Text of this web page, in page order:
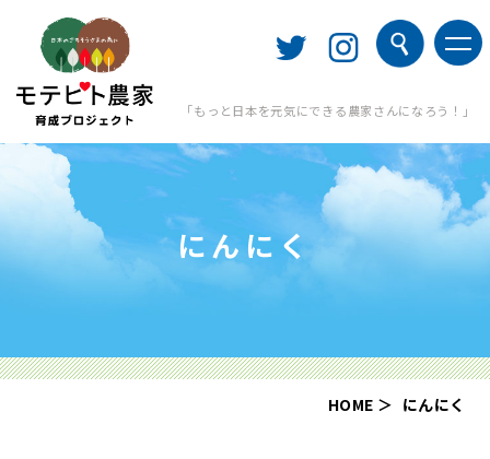
「もっと日本を元気にできる農家さんになろう！」
にんにく
HOME にんにく